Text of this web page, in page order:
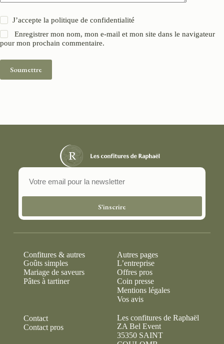
J’accepte lapolitique de confidentialité
Enregistrer mon nom, mon e-mail et mon site dans le navigateur
pour mon prochain commentaire.
Soumettre
S'inscrire
Confitures & autres
Goûts simples
Mariage de saveurs
Pâtes à tartiner
Autres pages
L’entreprise
Offres pros
Coin presse
Mentions légales
Vos avis
Contact
Contact pros
Les confitures de Raphaël
ZA Bel Event
35350 SAINT